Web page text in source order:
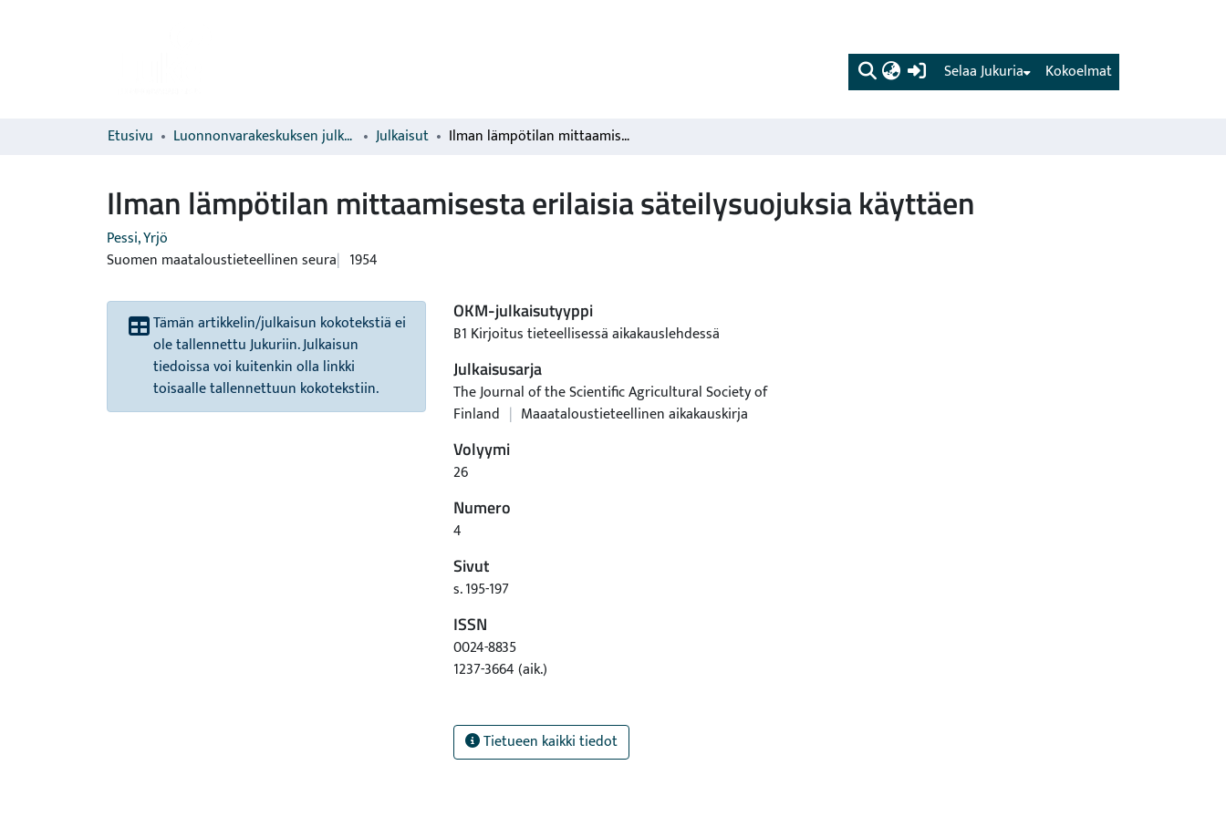
(current) Kokoelmat
Selaa Jukuria
Etusivu Luonnonvarakeskuksen julkaisut Julkaisut Ilman lämpötilan mittaamisesta erilaisia säteilysuojuksia käyttäen
Ilman lämpötilan mittaamisesta erilaisia säteilysuojuksia käyttäen
Pessi, Yrjö
Suomen maataloustieteellinen seura 1954
Tämän artikkelin/julkaisun kokotekstiä ei
ole tallennettu Jukuriin. Julkaisun
tiedoissa voi kuitenkin olla linkki
toisaalle tallennettuun kokotekstiin.
OKM-julkaisutyyppi
B1 Kirjoitus tieteellisessä aikakauslehdessä
Julkaisusarja
The Journal of the Scientific Agricultural Society of
Finland | Maaataloustieteellinen aikakauskirja
Volyymi
26
Numero
4
Sivut
s. 195-197
ISSN
0024-8835
1237-3664 (aik.)
Tietueen kaikki tiedot